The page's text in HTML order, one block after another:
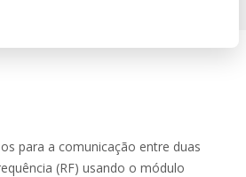
para a comunicação entre duas
(RF) usando o módulo